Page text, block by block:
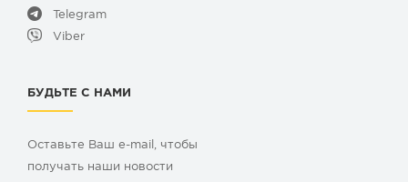
Telegram
Viber
БУДЬТЕ С НАМИ
Оставьте Ваш e-mail, чтобы
получать наши новости